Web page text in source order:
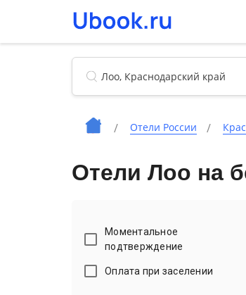
Отели России
Отели Лоо на
Моментальное
подтверждение
Оплата при заселении